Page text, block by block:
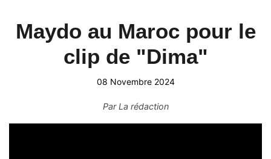
Maydo au Maroc pour le
clip de "Dima"
08 Novembre 2024
ParLa rédaction